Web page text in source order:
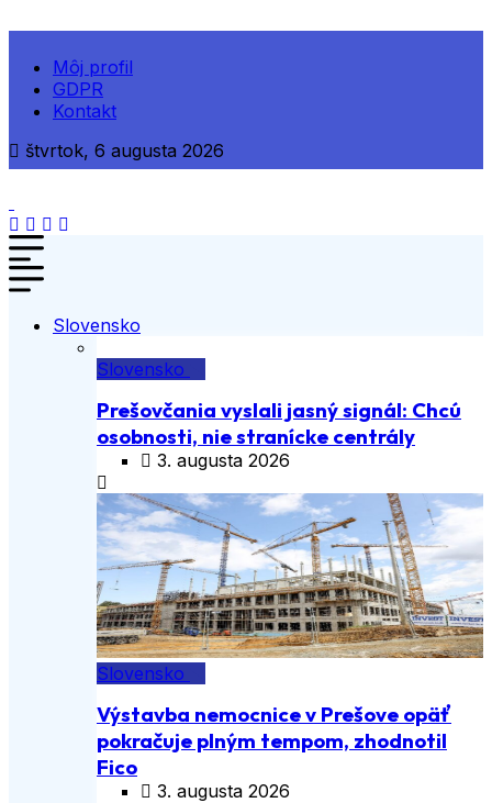
Môj profil
GDPR
Kontakt
štvrtok, 6 augusta 2026
Slovensko
Slovensko
Prešovčania vyslali jasný signál: Chcú
osobnosti, nie stranícke centrály
3. augusta 2026
Slovensko
Výstavba nemocnice v Prešove opäť
pokračuje plným tempom, zhodnotil
Fico
3. augusta 2026